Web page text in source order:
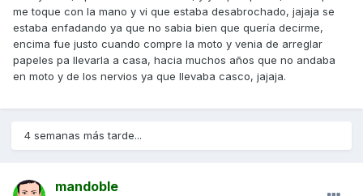
me toque con la mano y vi que estaba desabrochado, jajaja se
estaba enfadando ya que no sabia bien que quería decirme,
encima fue justo cuando compre la moto y venia de arreglar
papeles pa llevarla a casa, hacia muchos años que no andaba
en moto y de los nervios ya que llevaba casco, jajaja.
4 semanas más tarde...
mandoble